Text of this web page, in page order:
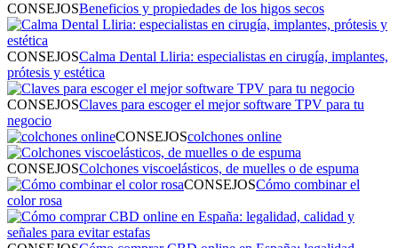
CONSEJOSBeneficios y propiedades de los higos secos
CONSEJOSCalma Dental Lliria: especialistas en cirugía, implantes,
prótesis y estética
CONSEJOSClaves para escoger el mejor software TPV para tu
negocio
CONSEJOScolchones online
CONSEJOSColchones viscoelásticos, de muelles o de espuma
CONSEJOSCómo combinar el
color rosa